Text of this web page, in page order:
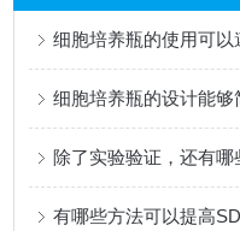
细胞培养瓶的使用可以
细胞培养瓶的设计能够
有哪些方法可以提高